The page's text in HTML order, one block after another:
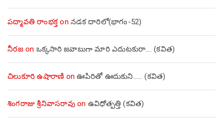
పద్మావతి రాంభక్తon నడక దారిలో(భాగం-52)
నీరజon ఒక్కసారి జవాబుగా మారి ఎదుటకురా…. (కవిత)
చిలుకూరి ఉషారాణి onఊపిరితో ఊదుకుని…… (కవిత)
శింగరాజు శ్రీనివాసరావుon ఉవిధోత్పత్తి (కవిత)